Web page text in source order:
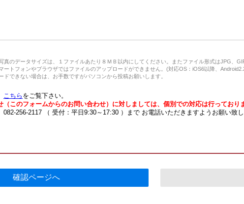
真のデータサイズは、１ファイルあたり８ＭＢ以内にしてください。またファイル形式はJPG、
ートフォンやブラウザではファイルのアップロードができません。(対応OS：iOS6以降、
ドできない場合は、お手数ですがパソコンから投稿お願いします。
こちら をご覧下さい。
このフォームからのお問い合わせ）に対しましては、個別での対応は行っており
256-2117 （ 受付：平日9:30～17:30 ）まで お電話いただきますようお願い致し
確認ページへ